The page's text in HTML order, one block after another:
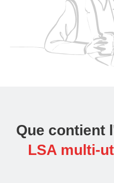
Que contient
LSA multi-